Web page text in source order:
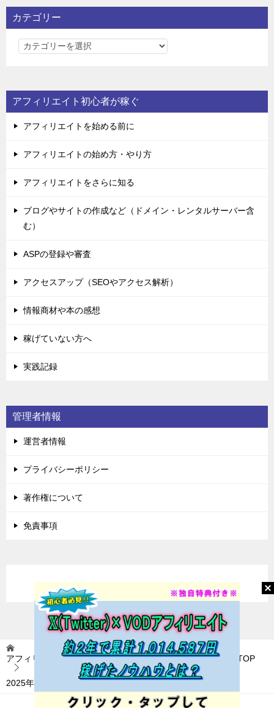
カテゴリー
カ
リ
ー
アフィリエイト初心者が稼ぐ
アフィリエイトを始める前に
アフィリエイトの始め方・やり方
アフィリエイトをさらに知る
ブログやサイトの作成など（ドメイン・レンタルサーバー含
む）
ASPの登録や審査
アクセスアップ（SEOやアクセス解析）
情報商材や本の感想
稼げていない方へ
実践記録
管理者情報
運営者情報
プライバシーポリシー
著作権について
免責事項
アフィリエイトに挑戦(アフィ挑) 〜稼いで自由を目指す〜 TOP
2025年 「2025年」の記事一覧（2 / 2ページ）